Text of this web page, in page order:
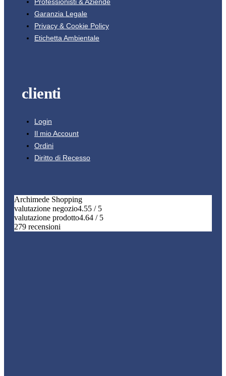
Garanzia Legale
Privacy & Cookie Policy
Etichetta Ambientale
clienti
Login
Il mio Account
Ordini
Diritto di Recesso
Archimede Shopping
valutazione negozio4.55 / 5
valutazione prodotto4.64 / 5
279 recensioni